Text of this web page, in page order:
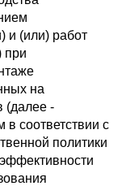
и (или) работ
при
на
(далее -
в соответствии с
политики